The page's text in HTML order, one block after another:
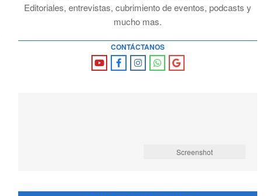
Editoriales, entrevistas, cubrimiento de eventos, podcasts y
mucho mas.
CONTÁCTANOS
Screenshot